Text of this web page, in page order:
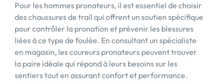
Pour les hommes pronateurs, il est essentiel de choisir
des chaussures de trail qui offrent un soutien spécifique
pour contrôler la pronation et prévenir les blessures
liées à ce type de foulée. En consultant un spécialiste
en magasin, les coureurs pronateurs peuvent trouver
la paire idéale qui répond à leurs besoins sur les
sentiers tout en assurant confort et performance.